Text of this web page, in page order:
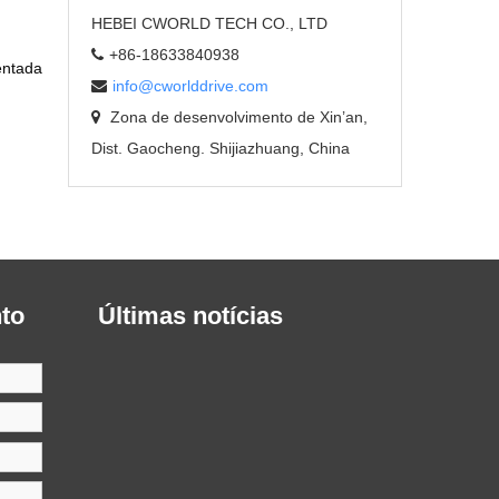
HEBEI CWORLD TECH CO., LTD
+86-18633840938
info@cworlddrive.com
Zona de desenvolvimento de Xin’an,
Dist. Gaocheng. Shijiazhuang, China
Últimas notícias